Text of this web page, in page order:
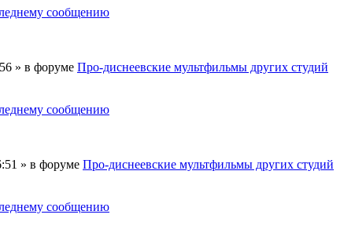
сообщению
» в форуме Про-диснеевские мультфильмы других студий
сообщению
» в форуме Про-диснеевские мультфильмы других студий
сообщению